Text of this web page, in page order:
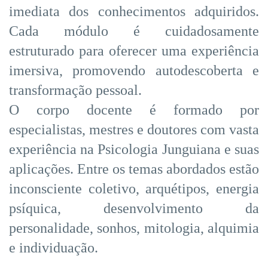
imediata dos conhecimentos adquiridos.
Cada módulo é cuidadosamente
estruturado para oferecer uma experiência
imersiva, promovendo autodescoberta e
transformação pessoal.
O corpo docente é formado por
especialistas, mestres e doutores com vasta
experiência na Psicologia Junguiana e suas
aplicações. Entre os temas abordados estão
inconsciente coletivo, arquétipos, energia
psíquica, desenvolvimento da
personalidade, sonhos, mitologia, alquimia
e individuação.